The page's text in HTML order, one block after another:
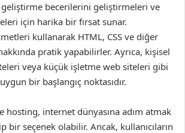
geliştirme becerilerini geliştirmeleri ve
için harika bir fırsat sunar.
kullanarak HTML, CSS ve diğer
pratik yapabilirler. Ayrıca, kişisel
veya küçük işletme web siteleri gibi
bir başlangıç noktasıdır.
hosting, internet dünyasına adım atmak
bir seçenek olabilir. Ancak, kullanıcıların